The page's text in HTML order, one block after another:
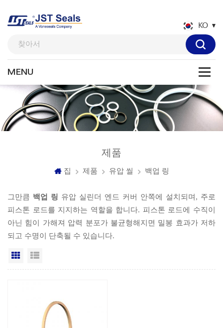
KO
제품
집 제품 유압 씰 백업 링
그만큼 백업 링 유압 실린더 엔드 커버 안쪽에 설치되며, 주로
피스톤 로드를 지지하는 역할을 합니다. 피스톤 로드에 수직이
아닌 힘이 가해져 압력 분포가 불균형해지면 밀봉 효과가 저하
되고 수명이 단축될 수 있습니다.
격자보기